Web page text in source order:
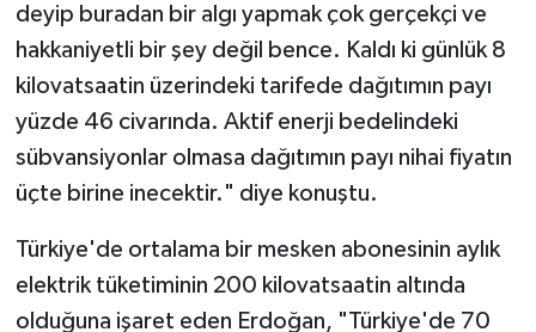
deyip buradan bir algı yapmak çok gerçekçi ve
hakkaniyetli bir şey değil bence. Kaldı ki günlük 8
kilovatsaatin üzerindeki tarifede dağıtımın payı
yüzde 46 civarında. Aktif enerji bedelindeki
sübvansiyonlar olmasa dağıtımın payı nihai fiyatın
üçte birine inecektir." diye konuştu.
Türkiye'de ortalama bir mesken abonesinin aylık
elektrik tüketiminin 200 kilovatsaatin altında
olduğuna işaret eden Erdoğan, "Türkiye'de 70